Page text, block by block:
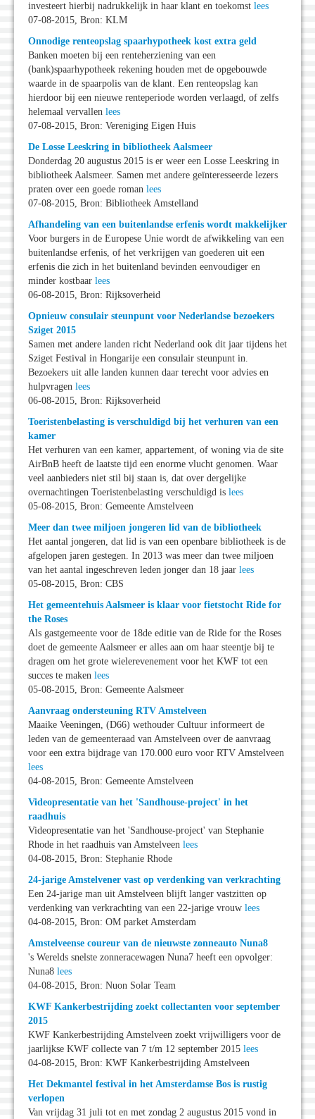
investeert hierbij nadrukkelijk in haar klant en toekomst lees
07-08-2015, Bron: KLM
Onnodige renteopslag spaarhypotheek kost extra geld
Banken moeten bij een renteherziening van een
(bank)spaarhypotheek rekening houden met de opgebouwde
waarde in de spaarpolis van de klant. Een renteopslag kan
hierdoor bij een nieuwe renteperiode worden verlaagd, of zelfs
helemaal vervallen lees
07-08-2015, Bron: Vereniging Eigen Huis
De Losse Leeskring in bibliotheek Aalsmeer
Donderdag 20 augustus 2015 is er weer een Losse Leeskring in
bibliotheek Aalsmeer. Samen met andere geïnteresseerde lezers
praten over een goede roman lees
07-08-2015, Bron: Bibliotheek Amstelland
Afhandeling van een buitenlandse erfenis wordt makkelijker
Voor burgers in de Europese Unie wordt de afwikkeling van een
buitenlandse erfenis, of het verkrijgen van goederen uit een
erfenis die zich in het buitenland bevinden eenvoudiger en
minder kostbaar lees
06-08-2015, Bron: Rijksoverheid
Opnieuw consulair steunpunt voor Nederlandse bezoekers
Sziget 2015
Samen met andere landen richt Nederland ook dit jaar tijdens het
Sziget Festival in Hongarije een consulair steunpunt in.
Bezoekers uit alle landen kunnen daar terecht voor advies en
hulpvragen lees
06-08-2015, Bron: Rijksoverheid
Toeristenbelasting is verschuldigd bij het verhuren van een
kamer
Het verhuren van een kamer, appartement, of woning via de site
AirBnB heeft de laatste tijd een enorme vlucht genomen. Waar
veel aanbieders niet stil bij staan is, dat over dergelijke
overnachtingen Toeristenbelasting verschuldigd is lees
05-08-2015, Bron: Gemeente Amstelveen
Meer dan twee miljoen jongeren lid van de bibliotheek
Het aantal jongeren, dat lid is van een openbare bibliotheek is de
afgelopen jaren gestegen. In 2013 was meer dan twee miljoen
van het aantal ingeschreven leden jonger dan 18 jaar lees
05-08-2015, Bron: CBS
Het gemeentehuis Aalsmeer is klaar voor fietstocht Ride for
the Roses
Als gastgemeente voor de 18de editie van de Ride for the Roses
doet de gemeente Aalsmeer er alles aan om haar steentje bij te
dragen om het grote wielerevenement voor het KWF tot een
succes te maken lees
05-08-2015, Bron: Gemeente Aalsmeer
Aanvraag ondersteuning RTV Amstelveen
Maaike Veeningen, (D66) wethouder Cultuur informeert de
leden van de gemeenteraad van Amstelveen over de aanvraag
voor een extra bijdrage van 170.000 euro voor RTV Amstelveen
lees
04-08-2015, Bron: Gemeente Amstelveen
Videopresentatie van het 'Sandhouse-project' in het
raadhuis
Videopresentatie van het 'Sandhouse-project' van Stephanie
Rhode in het raadhuis van Amstelveen lees
04-08-2015, Bron: Stephanie Rhode
24-jarige Amstelvener vast op verdenking van verkrachting
Een 24-jarige man uit Amstelveen blijft langer vastzitten op
verdenking van verkrachting van een 22-jarige vrouw lees
04-08-2015, Bron: OM parket Amsterdam
Amstelveense coureur van de nieuwste zonneauto Nuna8
's Werelds snelste zonneracewagen Nuna7 heeft een opvolger:
Nuna8 lees
04-08-2015, Bron: Nuon Solar Team
KWF Kankerbestrijding zoekt collectanten voor september
2015
KWF Kankerbestrijding Amstelveen zoekt vrijwilligers voor de
jaarlijkse KWF collecte van 7 t/m 12 september 2015 lees
04-08-2015, Bron: KWF Kankerbestrijding Amstelveen
Het Dekmantel festival in het Amsterdamse Bos is rustig
verlopen
Van vrijdag 31 juli tot en met zondag 2 augustus 2015 vond in